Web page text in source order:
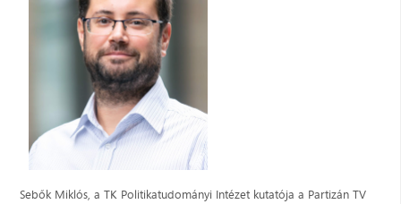
Sebők Miklós, a TK Politikatudományi Intézet kutatója a Partizán TV